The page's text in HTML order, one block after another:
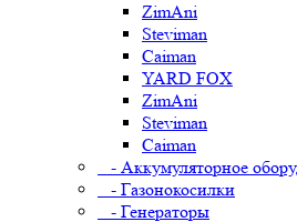
ZimAni
Steviman
Caiman
YARD FOX
ZimAni
Steviman
Caiman
- Аккумуляторное
- Газонокосилки
- Генераторы